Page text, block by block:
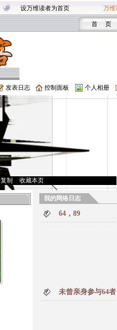
设万维读者为首页 万维
首 页
发表日志 控制面板 个人相册
复制 收藏本页
我的网络日志
64，89
未曾亲身参与64